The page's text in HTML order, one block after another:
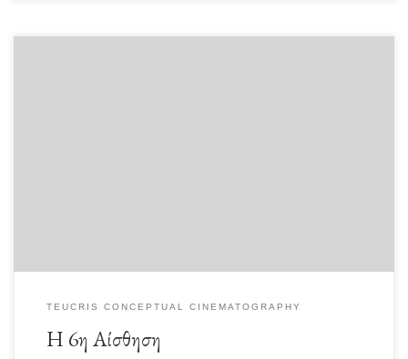
TEUCRIS CONCEPTUAL CINEMATOGRAPHY
Η 6η Αίσθηση